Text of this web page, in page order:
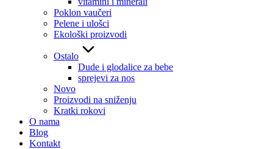
Poklon vaučeri
Pelene i ulošci
Ekološki proizvodi
Ostalo
Dude i glodalice za bebe
sprejevi za nos
Novo
Proizvodi na sniženju
Kratki rokovi
O nama
Blog
Kontakt